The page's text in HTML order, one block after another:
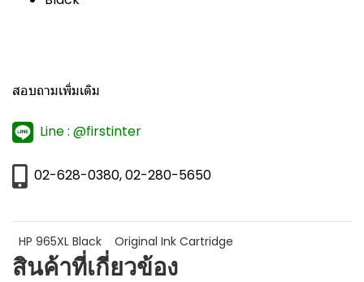
สอบถามเพิ่มเติม
Line : @firstinter
02-628-0380, 02-280-5650
HP 965XL Black Original Ink Cartridge
สินค้าที่เกี่ยวข้อง